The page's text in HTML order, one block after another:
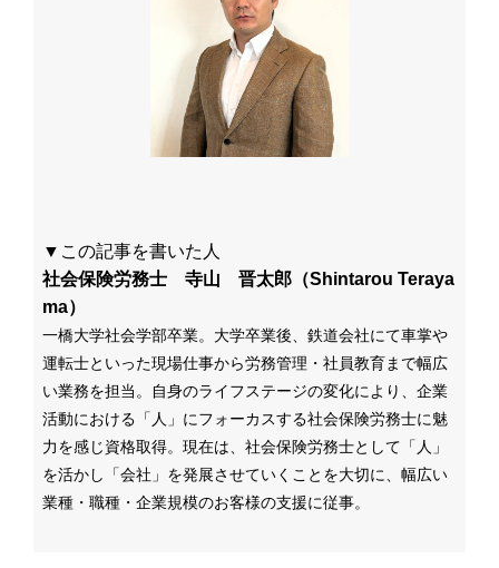
▼この記事を書いた人
社会保険労務士 寺山 晋太郎（Shintarou Teraya
ma）
一橋大学社会学部卒業。大学卒業後、鉄道会社にて車掌や
運転士といった現場仕事から労務管理・社員教育まで幅広
い業務を担当。自身のライフステージの変化により、企業
活動における「人」にフォーカスする社会保険労務士に魅
力を感じ資格取得。 現在は、社会保険労務士として 「人」
を活かし「会社」を発展させていくことを大切に、幅広い
業種・職種・企業規模のお客様の支援に従事。